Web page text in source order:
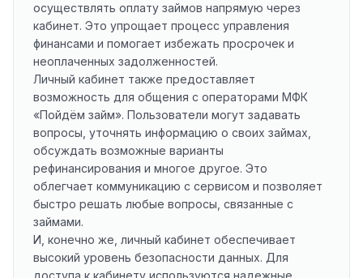
осуществлять оплату займов напрямую через
кабинет. Это упрощает процесс управления
финансами и помогает избежать просрочек и
неоплаченных задолженностей.
Личный кабинет также предоставляет
возможность для общения с операторами МФК
«Пойдём займ». Пользователи могут задавать
вопросы, уточнять информацию о своих займах,
обсуждать возможные варианты
рефинансирования и многое другое. Это
облегчает коммуникацию с сервисом и позволяет
быстро решать любые вопросы, связанные с
займами.
И, конечно же, личный кабинет обеспечивает
высокий уровень безопасности данных. Для
доступа к кабинету используются надежные